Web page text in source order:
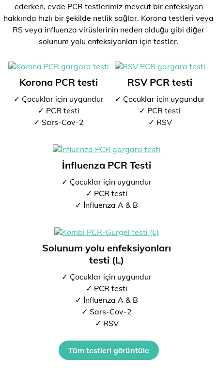
ederken, evde PCR testlerimiz mevcut bir enfeksiyon
hakkında hızlı bir şekilde netlik sağlar. Korona testleri veya
RS veya influenza virüslerinin neden olduğu gibi diğer
solunum yolu enfeksiyonları için testler.
Korona PCR testi
✓ Çocuklar için uygundur
✓ PCR testi
✓ Sars-Cov-2
RSV PCR testi
✓ Çocuklar için uygundur
✓ PCR testi
✓ RSV
İnfluenza PCR Testi
✓ Çocuklar için uygundur
✓ PCR testi
✓ İnfluenza A & B
Solunum yolu enfeksiyonları
testi (L)
✓ Çocuklar için uygundur
✓ PCR testi
✓ İnfluenza A & B
✓ Sars-Cov-2
✓ RSV
Tüm testleri görüntüle